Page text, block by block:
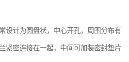
设计为圆盘状，中心开孔，周围分布有
紧密连接在一起，中间可加装密封垫片